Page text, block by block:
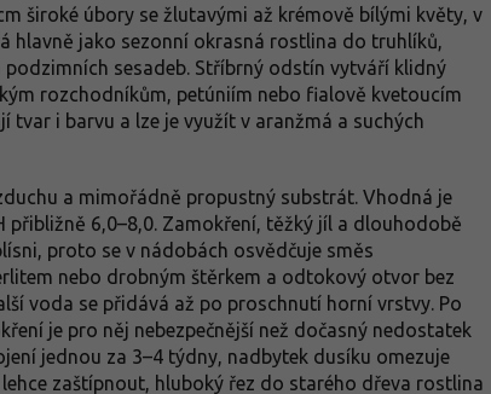
široké úbory se žlutavými až krémově bílými květy, v
hlavně jako sezonní okrasná rostlina do truhlíků,
sesadeb. Stříbrný odstín vytváří klidný
rozchodníkům, petúniím nebo fialově kvetoucím
tvar i barvu a lze je využít v aranžmá a suchých
a mimořádně propustný substrát. Vhodná je
přibližně 6,0–8,0. Zamokření, těžký jíl a dlouhodobě
proto se v nádobách osvědčuje směs
nebo drobným štěrkem a odtokový otvor bez
voda se přidává až po proschnutí horní vrstvy. Po
je pro něj nebezpečnější než dočasný nedostatek
jednou za 3–4 týdny, nadbytek dusíku omezuje
zaštípnout, hluboký řez do starého dřeva rostlina